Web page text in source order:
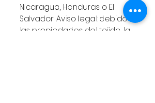
Nicaragua, Honduras o El
Salvador. Aviso legal: debido a
las propiedades del tejido, la